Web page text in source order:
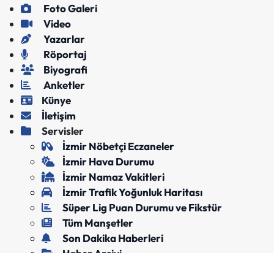
Foto Galeri
Video
Yazarlar
Röportaj
Biyografi
Anketler
Künye
İletişim
Servisler
İzmir Nöbetçi Eczaneler
İzmir Hava Durumu
İzmir Namaz Vakitleri
İzmir Trafik Yoğunluk Haritası
Süper Lig Puan Durumu ve Fikstür
Tüm Manşetler
Son Dakika Haberleri